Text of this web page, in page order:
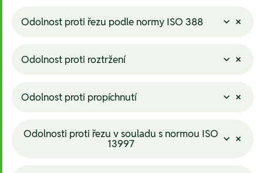
Odolnost proti řezu podle normy ISO 388
Odolnost proti roztržení
Odolnost proti propíchnutí
Odolnosti proti řezu v souladu s normou ISO
13997